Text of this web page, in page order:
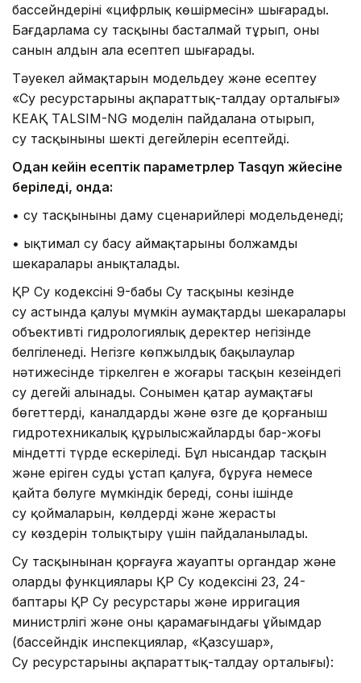
бассейндерінің «цифрлық көшірмесін» шығарады.
Бағдарлама су тасқыны басталмай тұрып, оның
санын алдын ала есептеп шығарады.
Тәуекел аймақтарын модельдеу және есептеу
«Су ресурстарының ақпараттық-талдау орталығы»
КЕАҚ TALSIM-NG моделін пайдалана отырып,
су тасқынының шекті деңгейлерін есептейді.
Одан кейін есептік параметрлер Tasqyn жүйесіне
беріледі, онда:
• су тасқынының даму сценарийлері модельденеді;
• ықтимал су басу аймақтарының болжамды
шекаралары анықталады.
ҚР Су кодексінің 9-бабы Су тасқыны кезінде
су астында қалуы мүмкін аумақтардың шекаралары
объективті гидрологиялық деректер негізінде
белгіленеді. Негізге көпжылдық бақылаулар
нәтижесінде тіркелген ең жоғары тасқын кезеңіндегі
су деңгейі алынады. Сонымен қатар аумақтағы
бөгеттердің, каналдардың және өзге де қорғаныш
гидротехникалық құрылысжайлардың бар-жоғы
міндетті түрде ескеріледі. Бұл нысандар тасқын
және еріген суды ұстап қалуға, бұруға немесе
қайта бөлуге мүмкіндік береді, соның ішінде
су қоймаларын, көлдерді және жерасты
су көздерін толықтыру үшін пайдаланылады.
Су тасқынынан қорғауға жауапты органдар және
олардың функциялары ҚР Су кодексінің 23, 24-
баптары ҚР Су ресурстары және ирригация
министрлігі және оның қарамағындағы ұйымдар
(бассейндік инспекциялар, «Қазсушар»,
Су ресурстарының ақпараттық-талдау орталығы):